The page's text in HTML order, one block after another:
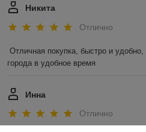
Никита
Отлично
Отличная покупка, быстро и
города в удобное время
Инна
Отлично